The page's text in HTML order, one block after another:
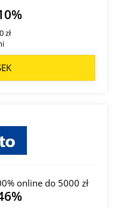
zł
online do 5000 zł